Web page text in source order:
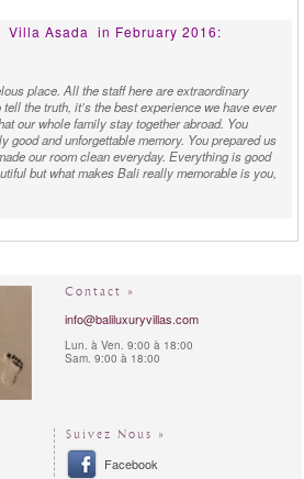
Villa Asada in February 2016:
place. All the staff here are extraordinary
the truth, it’s the best experience we have ever
our whole family stay together abroad. You
good and unforgettable memory. You prepared us
our room clean everyday. Everything is good
but what makes Bali really memorable is you,
Contact »
info@baliluxuryvillas.com
Lun. à Ven. 9:00 à 18:00
Sam. 9:00 à 18:00
Suivez Nous »
Facebook